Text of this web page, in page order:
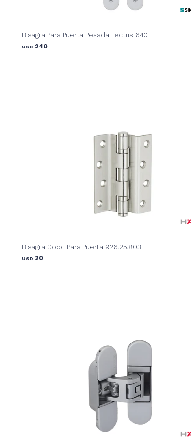
Bisagra Para Puerta Pesada Tectus 640
USD 240
Bisagra Codo Para Puerta 926.25.803
USD 20